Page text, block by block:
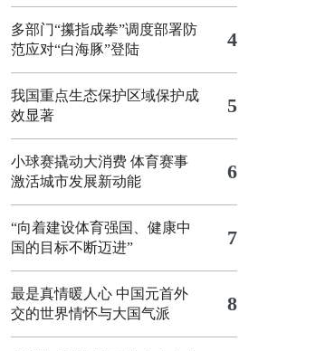
多部门“攥指成拳”调度部署防
范应对“白海豚”登陆
4
我国重点生态保护区域保护成
效显著
5
小球赛撬动大消费 体育赛事
激活城市发展新动能
6
“向着建设体育强国、健康中
国的目标不断迈进”
7
最是真情暖人心 中国元首外
交的世界情怀与大国气派
8